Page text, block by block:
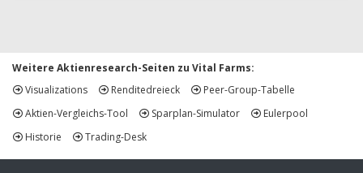
Weitere Aktienresearch-Seiten zu Vital Farms:
Visualizations
Renditedreieck
Peer-Group-Tabelle
Aktien-Vergleichs-Tool
Sparplan-Simulator
Eulerpool
Historie
Trading-Desk